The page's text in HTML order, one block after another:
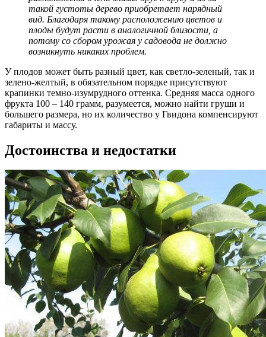
такой густоты дерево приобретает нарядный
вид. Благодаря такому расположению цветов и
плоды будут расти в аналогичной близости, а
потому со сбором урожая у садовода не должно
возникнуть никаких проблем.
У плодов может быть разный цвет, как светло-зеленый, так и
зелено-желтый, в обязательном порядке присутствуют
крапинки темно-изумрудного оттенка. Средняя масса одного
фрукта 100 – 140 грамм, разумеется, можно найти груши и
большего размера, но их количество у Гвидона компенсируют
габариты и массу.
Достоинства и недостатки